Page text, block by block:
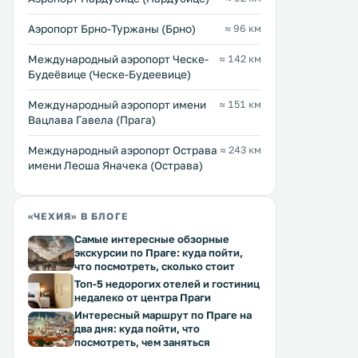
каналами. .
Аэропорт Брно-Туржаны (Брно) ≈ 96 км
Международный аэропорт Ческе-
Будеёвице (Ческе-Будеевице)
≈ 142 км
Международный аэропорт имени
Вацлава Гавела (Прага)
≈ 151 км
Международный аэропорт Острава
имени Леоша Яначека (Острава)
≈ 243 км
«ЧЕХИЯ» В БЛОГЕ
Самые интересные обзорные
экскурсии по Праге: куда пойти,
что посмотреть, сколько стоит
Топ-5 недорогих отелей и гостиниц
недалеко от центра Праги
Интересный маршрут по Праге на
два дня: куда пойти, что
посмотреть, чем заняться